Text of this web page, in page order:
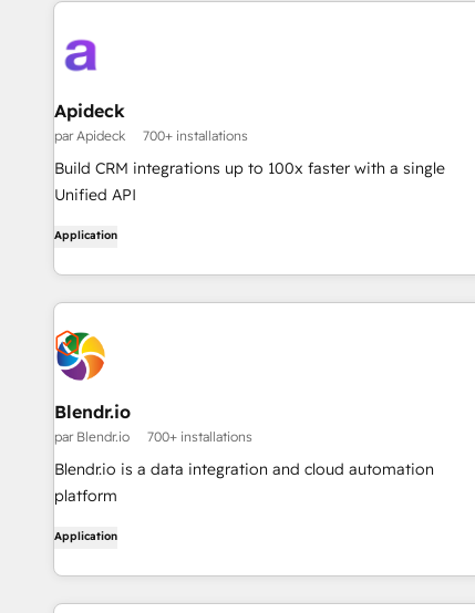
Apideck
par Apideck 700+ installations
Build CRM integrations up to 100x faster with a single
Unified API
Application
Blendr.io
par Blendr.io 700+ installations
Blendr.io is a data integration and cloud automation
platform
Application